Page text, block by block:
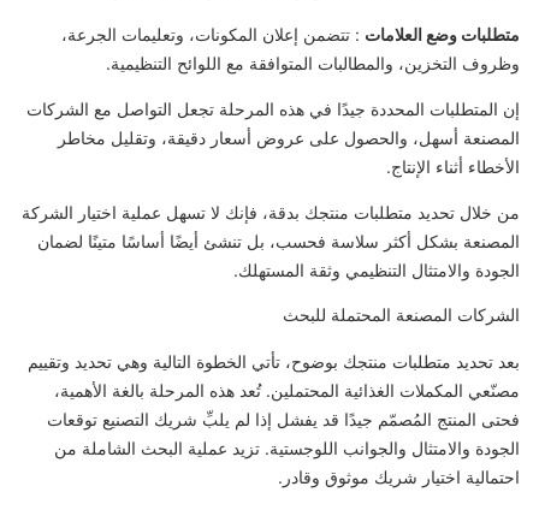
متطلبات وضع العلامات : تتضمن إعلان المكونات، وتعليمات الجرعة،
وظروف التخزين، والمطالبات المتوافقة مع اللوائح التنظيمية.
إن المتطلبات المحددة جيدًا في هذه المرحلة تجعل التواصل مع الشركات
المصنعة أسهل، والحصول على عروض أسعار دقيقة، وتقليل مخاطر
الأخطاء أثناء الإنتاج.
من خلال تحديد متطلبات منتجك بدقة، فإنك لا تسهل عملية اختيار الشركة
المصنعة بشكل أكثر سلاسة فحسب، بل تنشئ أيضًا أساسًا متينًا لضمان
الجودة والامتثال التنظيمي وثقة المستهلك.
الشركات المصنعة المحتملة للبحث
بعد تحديد متطلبات منتجك بوضوح، تأتي الخطوة التالية وهي تحديد وتقييم
مصنّعي المكملات الغذائية المحتملين. تُعد هذه المرحلة بالغة الأهمية،
فحتى المنتج المُصمّم جيدًا قد يفشل إذا لم يلبِّ شريك التصنيع توقعات
الجودة والامتثال والجوانب اللوجستية. تزيد عملية البحث الشاملة من
احتمالية اختيار شريك موثوق وقادر.